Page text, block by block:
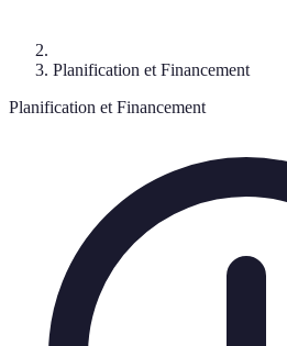
Planification et Financement
Planification et Financement